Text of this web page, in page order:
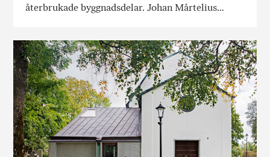
återbrukade byggnadsdelar. Johan Mårtelius…